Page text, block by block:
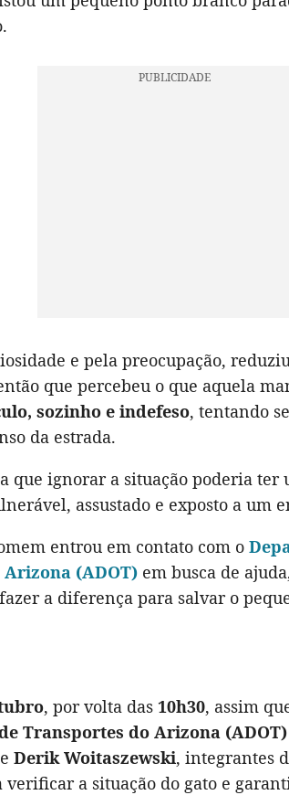
e pela preocupação,
que percebeu o que aquela
sozinho e indefeso, tentando
da estrada.
que ignorar a situação poderia ter
assustado e exposto a um
entrou em contato com o
(ADOT) em busca de
a diferença para salvar o
, por volta das 10h30, assim
Transportes do Arizona (ADOT)
e Derik Woitaszewski, integrantes
verificar a situação do gato e